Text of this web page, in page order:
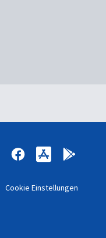
Cookie Einstellungen